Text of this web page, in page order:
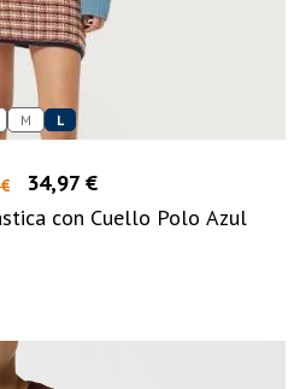
M L
34,97 €
con Cuello Polo Azul